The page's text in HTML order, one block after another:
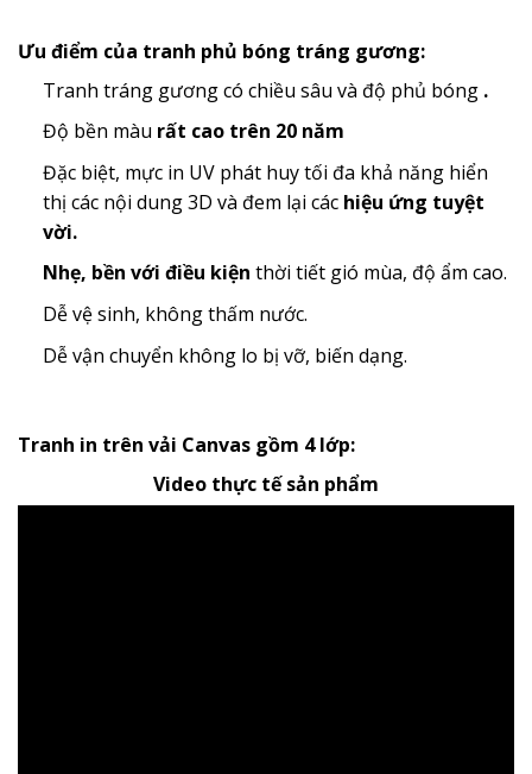
Ưu điểm của tranh phủ bóng tráng gương:
Tranh tráng gương có chiều sâu và độ phủ bóng .
Độ bền màu rất cao trên 20 năm
Đặc biệt, mực in UV phát huy tối đa khả năng hiển
thị các nội dung 3D và đem lại các hiệu ứng tuyệt
vời.
Nhẹ, bền với điều kiện thời tiết gió mùa, độ ẩm cao.
Dễ vệ sinh, không thấm nước.
Dễ vận chuyển không lo bị vỡ, biến dạng.
Tranh in trên vải Canvas gồm 4 lớp:
Video thực tế sản phẩm